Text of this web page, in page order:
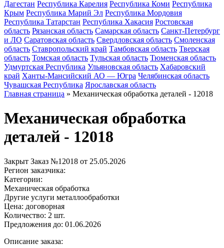
Дагестан Республика Карелия Республика Коми Республика
Крым Республика Марий Эл Республика Мордовия
Республика Татарстан Республика Хакасия Ростовская
область Рязанская область Самарская область Санкт-Петербург
и ЛО Саратовская область Свердловская область Смоленская
область Ставропольский край Тамбовская область Тверская
область Томская область Тульская область Тюменская область
Удмуртская Республика Ульяновская область Хабаровский
край Ханты-Мансийский АО — Югра Челябинская область
Чувашская Республика Ярославская область
Главная страница » Механическая обработка деталей - 12018
Механическая обработка
деталей - 12018
Закрыт Заказ №12018 от 25.05.2026
Регион заказчика:
Категории:
Механическая обработка
Другие услуги металлообработки
Цена: договорная
Количество: 2 шт.
Предложения до: 01.06.2026
Описание заказа: